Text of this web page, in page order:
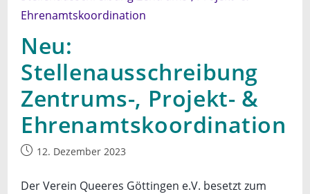
Neu:
Stellenausschreibung
Zentrums-, Projekt- &
Ehrenamtskoordination
Beitrag12. Dezember 2023
Der Verein Queeres Göttingen e.V. besetzt zum